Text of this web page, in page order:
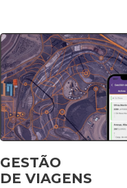
GESTÃO
DE VIAGENS